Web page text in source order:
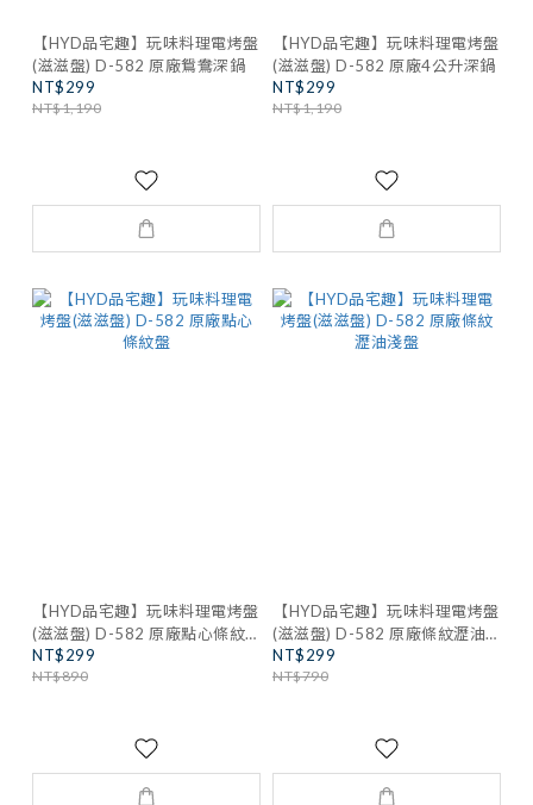
【HYD品宅趣】玩味料理電烤盤
(滋滋盤) D-582 原廠鴛鴦深鍋
NT$299
NT$1,190
【HYD品宅趣】玩味料理電烤盤
(滋滋盤) D-582 原廠4公升深鍋
NT$299
NT$1,190
【HYD品宅趣】玩味料理電烤盤
(滋滋盤) D-582 原廠點心條紋
盤
NT$299
NT$890
【HYD品宅趣】玩味料理電烤盤
(滋滋盤) D-582 原廠條紋瀝油
淺盤
NT$299
NT$790